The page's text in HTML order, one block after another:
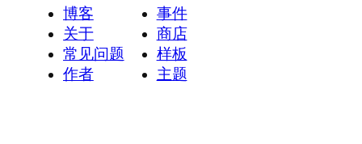
博客
关于
常见问题
作者
事件
商店
样板
主题